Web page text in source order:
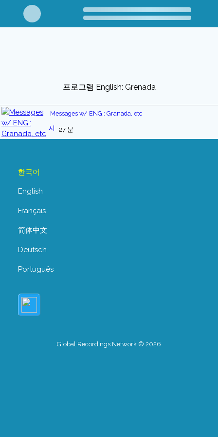
프로그램 English: Grenada
Messages w/ ENG.: Granada, etc
27 분
한국어
English
Français
简体中文
Deutsch
Português
Global Recordings Network © 2026